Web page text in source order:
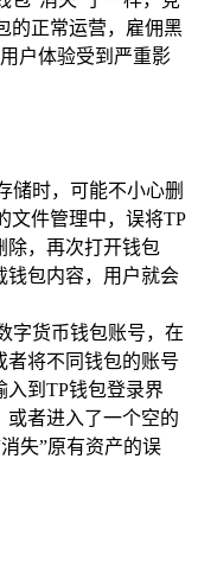
的正常运营，雇佣黑
户体验受到严重影
储时，可能不小心删
文件管理中，误将TP
除，再次打开钱包
钱包内容，用户就会
字货币钱包账号，在
者将不同钱包的账号
入到TP钱包登录界
或者进入了一个空的
失”原有资产的误